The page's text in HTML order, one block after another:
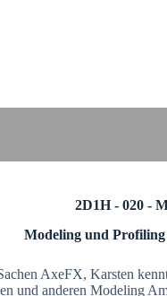
2D1H - 020 -
Modeling und
AxeFX, Karsten
und anderen Modeling